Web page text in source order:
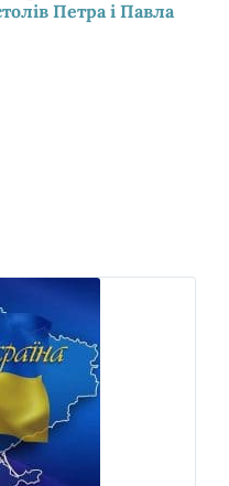
Петра і Павла